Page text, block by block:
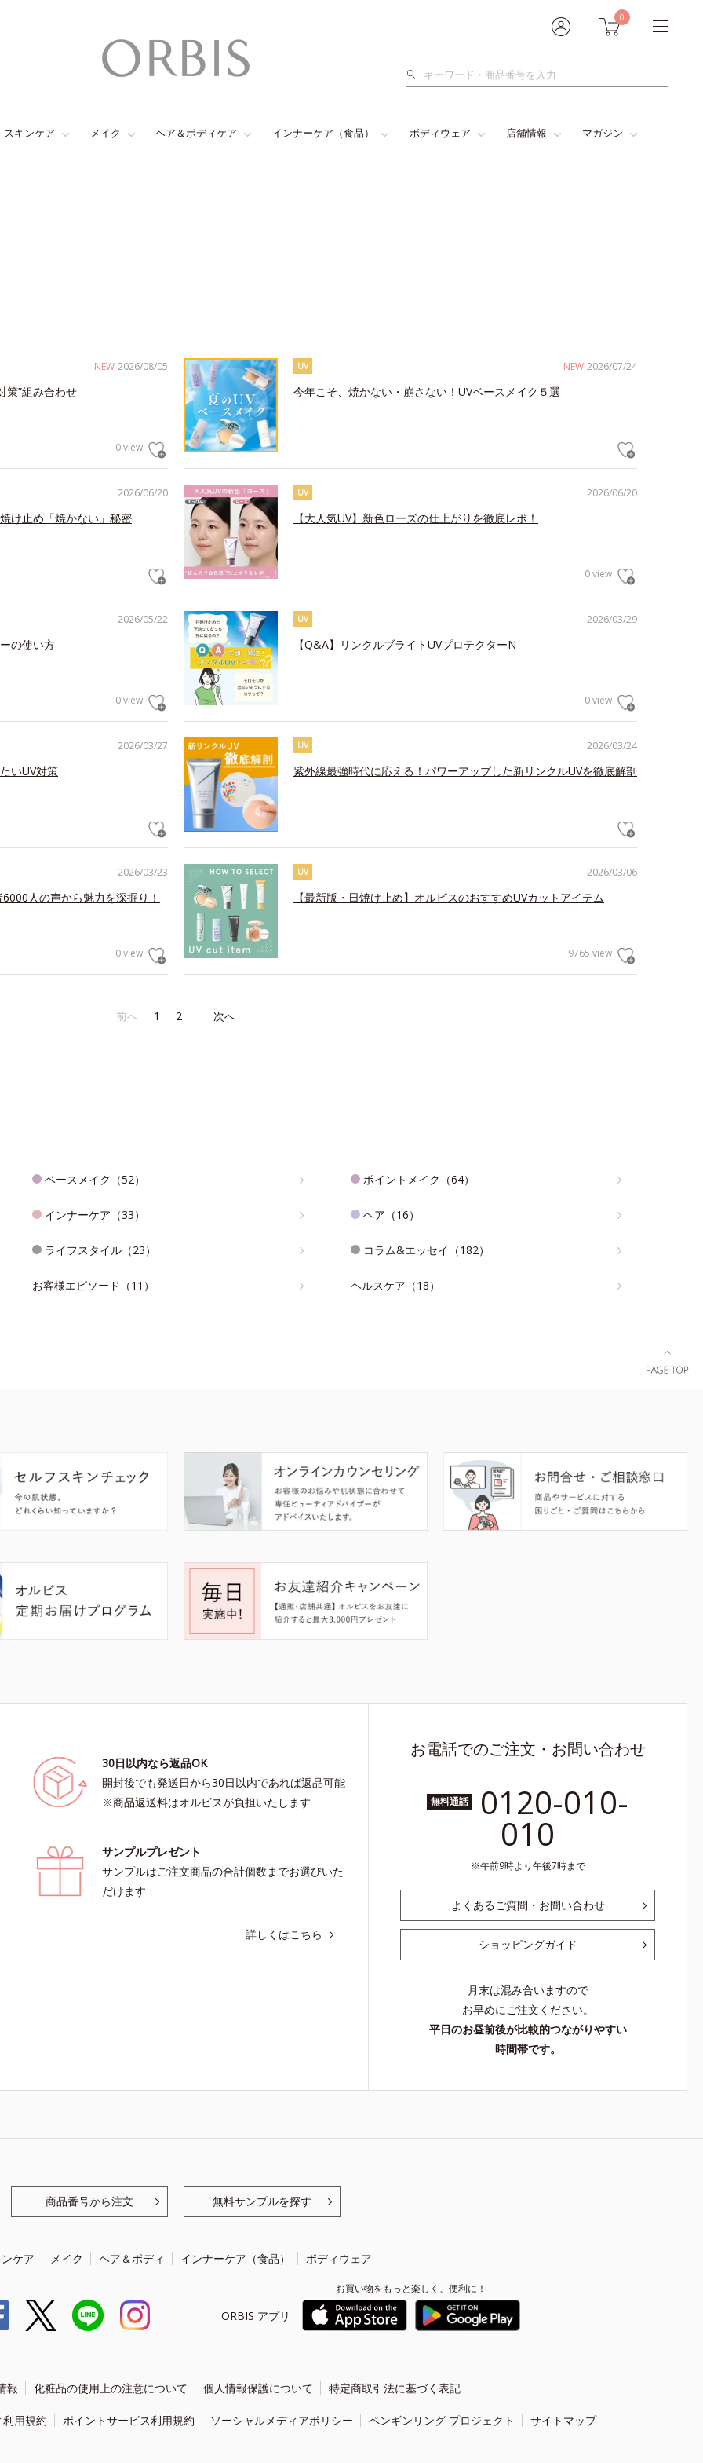
0
検
スキンケア メイク ヘア＆ボディケア インナーケア（食品） ボディウェア 店舗情報 マガジン
NEW 2026/08/05
策”組み合わせ
0 view
NEW 2026/07/24
UV
今年こそ、焼かない・崩さない！UVベースメイク５選
2026/06/20
け止め「焼かない」秘密
2026/06/20
UV
【大人気UV】新色ローズの仕上がりを徹底レポ！
0 view
2026/05/22
の使い方
0 view
2026/03/29
UV
【Q&A】リンクルブライトUVプロテクターN
0 view
2026/03/27
いUV対策
2026/03/24
UV
紫外線最強時代に応える！パワーアップした新リンクルUVを徹底解剖
2026/03/23
人の声から魅力を深掘り！
0 view
2026/03/06
UV
【最新版・日焼け止め】オルビスのおすすめUVカットアイテム
9765 view
前へ 1 2 次へ
ベースメイク（52） ポイントメイク（64）
インナーケア（33） ヘア（16）
ライフスタイル（23） コラム&エッセイ（182）
お客様エピソード（11） ヘルスケア（18）
30日以内なら返品OK
開封後でも発送日から30日以内であれば返品可能
※商品返送料はオルビスが負担いたします
サンプルプレゼント
サンプルはご注文商品の合計個数までお選びいた
だけます
詳しくはこちら
お電話でのご注文・お問い合わせ
無料通話 0120-010-
010
午前9時より午後7時まで
よくあるご質問・お問い合わせ
ショッピングガイド
月末は混み合いますので
お早めにご注文ください。
平日のお昼前後が比較的つながりやすい
時間帯です。
商品番号から注文 無料サンプルを探す
ケア メイク ヘア＆ボディ インナーケア（食品） ボディウェア
ORBIS アプリ
お買い物をもっと楽しく、便利に！
報 化粧品の使用上の注意について 個人情報保護について 特定商取引法に基づく表記
用規約 ポイントサービス利用規約 ソーシャルメディアポリシー ペンギンリング プロジェクト サイトマップ